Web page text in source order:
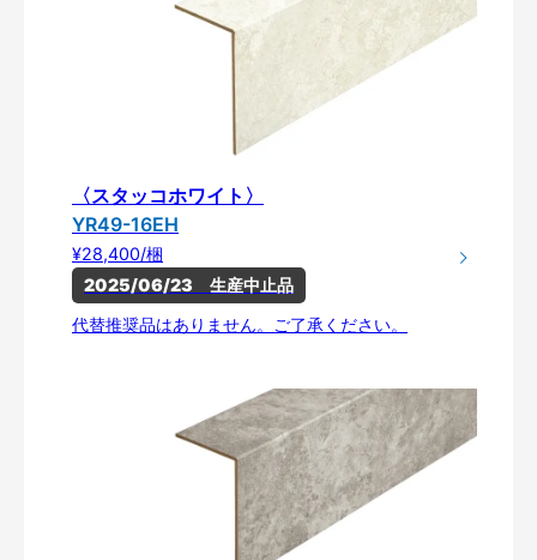
〈スタッコホワイト〉
YR49-16EH
¥28,400/梱
2025/06/23　生産中止品
代替推奨品はありません。ご了承ください。